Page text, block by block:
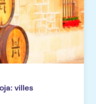
villes